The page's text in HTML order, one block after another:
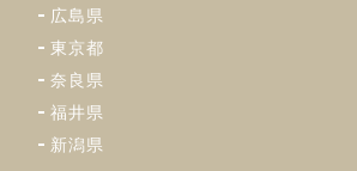
広島県
東京都
奈良県
福井県
新潟県